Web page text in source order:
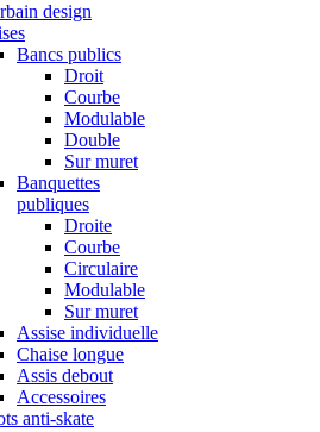
design
Bancs publics
Droit
Courbe
Modulable
Double
Sur muret
Banquettes
publiques
Droite
Courbe
Circulaire
Modulable
Sur muret
Assise individuelle
Chaise longue
Assis debout
Accessoires
anti-skate